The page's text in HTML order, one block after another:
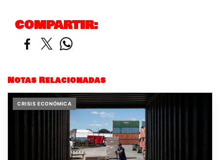
COMPARTIR:
Notas Relacionadas
CRISIS ECONÓMICA